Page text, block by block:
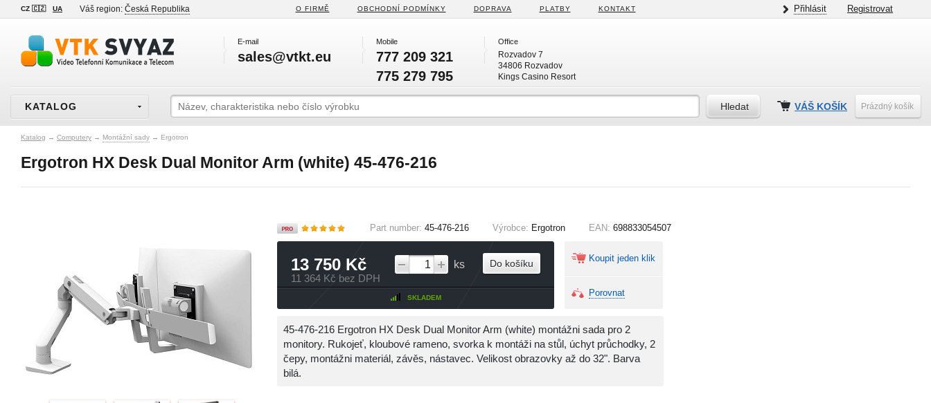
CZ 🇨🇿 UA Váš region: Česká Republika O FIRMĚ OBCHODNÍ PODMÍNKY DOPRAVA PLATBY KONTAKT Přihlásit Registrovat
E-mail
sales@vtkt.eu
Mobile
777 209 321
775 279 795
Office
Rozvadov 7
34806 Rozvadov
Kings Casino Resort
KATALOG VÁŠ KOŠÍK Prázdný košík
Katalog → Computery → Montážní sady → Ergotron
Ergotron HX Desk Dual Monitor Arm (white) 45-476-216
Part number: 45-476-216 Výrobce: Ergotron EAN: 698833054507
13 750 Kč
11 364 Kč bez DPH
ks
SKLADEM
Do košíku Koupit jeden klik
Porovnat
45-476-216 Ergotron HX Desk Dual Monitor Arm (white) montážni sada pro 2
monitory. Rukojeť, kloubové rameno, svorka k montáži na stůl, úchyt průchodky, 2
čepy, montážni materiál, závěs, nástavec. Velikost obrazovky až do 32". Barva
bilá.